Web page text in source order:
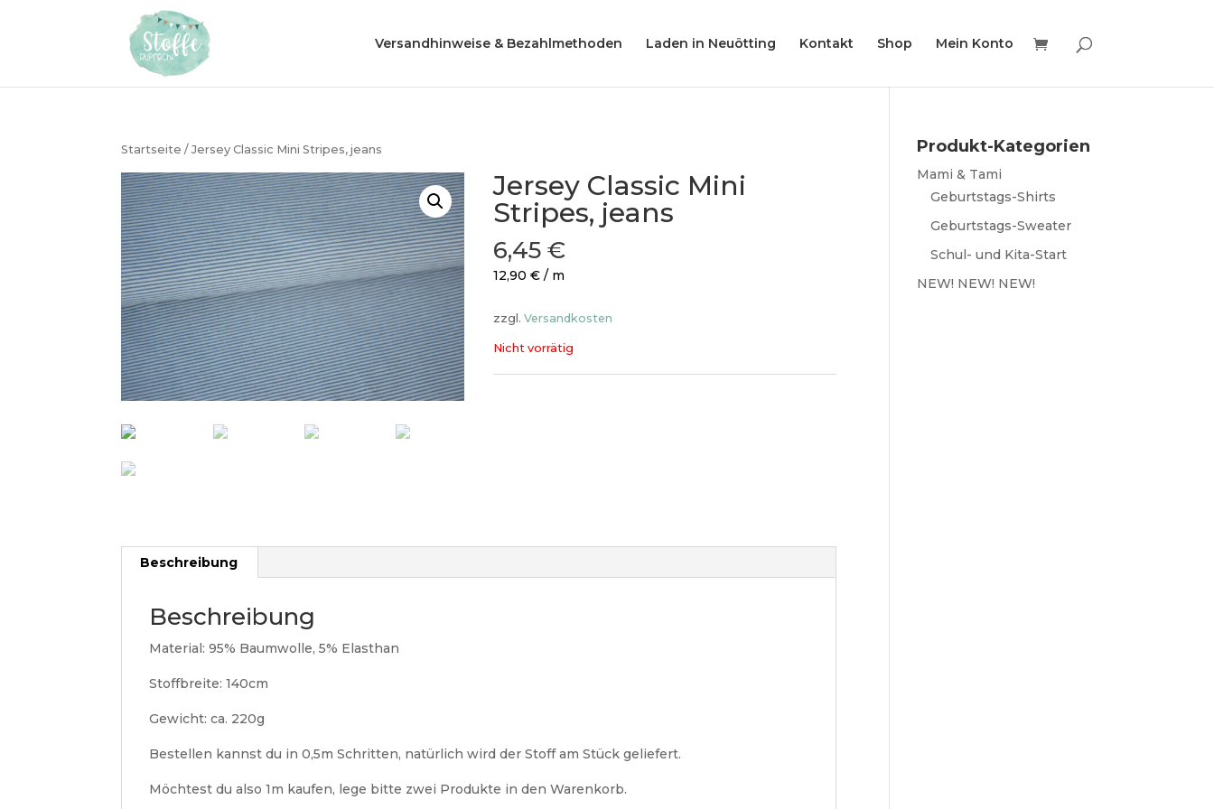
Versandhinweise & Bezahlmethoden Laden in Neuötting Kontakt Shop Mein Konto
Startseite / Jersey Classic Mini Stripes, jeans
Jersey Classic Mini
Stripes, jeans
6,45€
12,90€ / m
zzgl.Versandkosten
Nicht vorrätig
Beschreibung
Beschreibung
Material: 95% Baumwolle, 5% Elasthan
Stoffbreite: 140cm
Gewicht: ca. 220g
Bestellen kannst du in 0,5m Schritten, natürlich wird der Stoff am Stück geliefert.
Möchtest du also 1m kaufen, lege bitte zwei Produkte in den Warenkorb.
Produkt-Kategorien
Mami & Tami
Geburtstags-Shirts
Geburtstags-Sweater
Schul- und Kita-Start
NEW! NEW! NEW!